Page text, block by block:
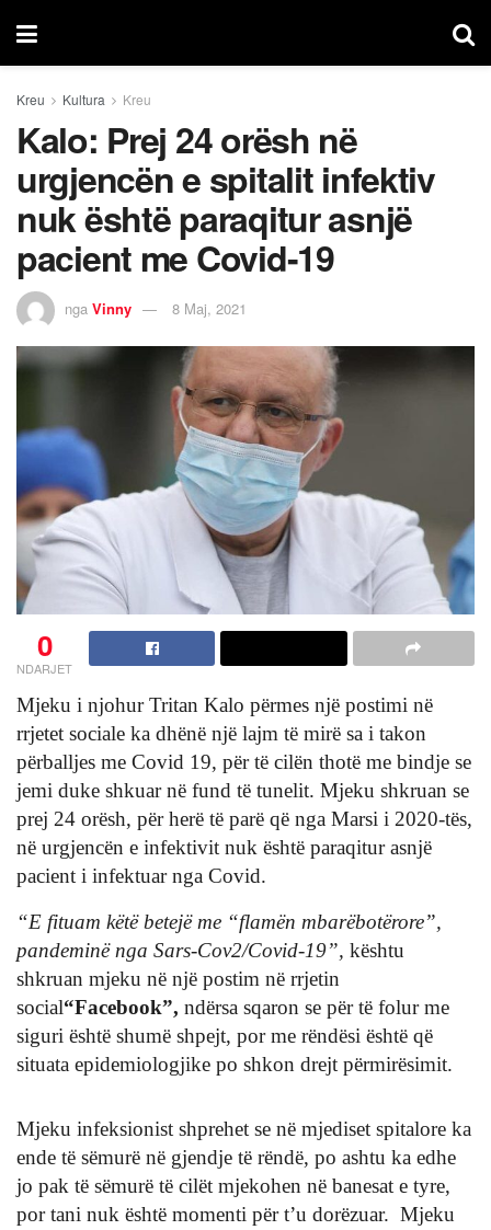
Kreu Kultura Kreu
Kalo: Prej 24 orësh në
urgjencën e spitalit infektiv
nuk është paraqitur asnjë
pacient me Covid-19
nga Vinny 8 Maj, 2021
0
NDARJET
Mjeku i njohur Tritan Kalo përmes një postimi në
rrjetet sociale ka dhënë një lajm të mirë sa i takon
përballjes me Covid 19, për të cilën thotë me bindje se
jemi duke shkuar në fund të tunelit. Mjeku shkruan se
prej 24 orësh, për herë të parë që nga Marsi i 2020-tës,
në urgjencën e infektivit nuk është paraqitur asnjë
pacient i infektuar nga Covid.
“E fituam këtë betejë me “flamën mbarëbotërore”,
pandeminë nga Sars-Cov2/Covid-19”, kështu
shkruan mjeku në një postim në rrjetin
social“Facebook”, ndërsa sqaron se për të folur me
siguri është shumë shpejt, por me rëndësi është që
situata epidemiologjike po shkon drejt përmirësimit.
Mjeku infeksionist shprehet se në mjediset spitalore ka
ende të sëmurë në gjendje të rëndë, po ashtu ka edhe
jo pak të sëmurë të cilët mjekohen në banesat e tyre,
por tani nuk është momenti për t’u dorëzuar. Mjeku